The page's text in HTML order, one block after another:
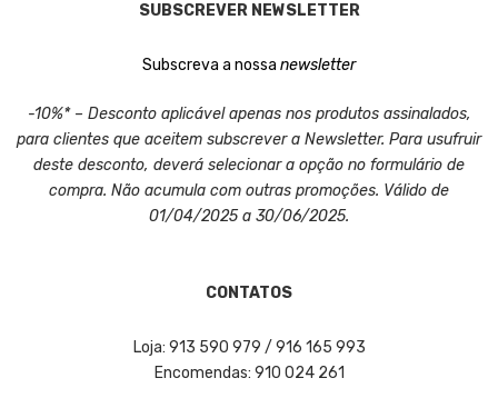
SUBSCREVER NEWSLETTER
Subscreva a nossa newsletter
-10%* – Desconto aplicável apenas nos produtos assinalados,
para clientes que aceitem subscrever a Newsletter. Para usufruir
deste desconto, deverá selecionar a opção no formulário de
compra. Não acumula com outras promoções. Válido de
01/04/2025 a 30/06/2025.
CONTATOS
Loja: 913 590 979 / 916 165 993
Encomendas: 910 024 261